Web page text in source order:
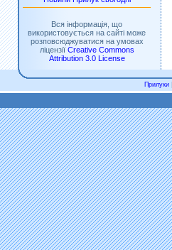
Вся інформація, що
використовується на сайті може
розповсюджуватися на умовах
ліцензії Creative Commons
Attribution 3.0 License
Прилуки|